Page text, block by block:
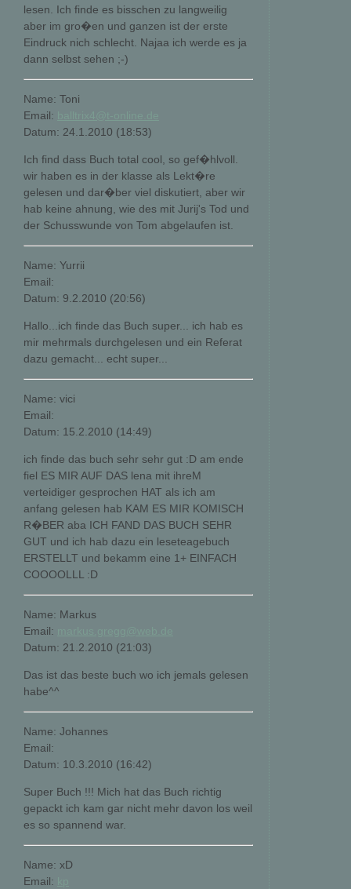
lesen. Ich finde es bisschen zu langweilig
aber im gro�en und ganzen ist der erste
Eindruck nich schlecht. Najaa ich werde es ja
dann selbst sehen ;-)
Name: Toni
Email:
Datum: 24.1.2010 (18:53)
Ich find dass Buch total cool, so gef�hlvoll.
wir haben es in der klasse als Lekt�re
gelesen und dar�ber viel diskutiert, aber wir
hab keine ahnung, wie des mit Jurij's Tod und
der Schusswunde von Tom abgelaufen ist.
Name: Yurrii
Email:
Datum: 9.2.2010 (20:56)
Hallo...ich finde das Buch super... ich hab es
mir mehrmals durchgelesen und ein Referat
dazu gemacht... echt super...
Name: vici
Email:
Datum: 15.2.2010 (14:49)
ich finde das buch sehr sehr gut :D am ende
fiel ES MIR AUF DAS lena mit ihreM
verteidiger gesprochen HAT als ich am
anfang gelesen hab KAM ES MIR KOMISCH
R�BER aba ICH FAND DAS BUCH SEHR
GUT und ich hab dazu ein leseteagebuch
ERSTELLT und bekamm eine 1+ EINFACH
COOOOLLL :D
Name: Markus
Email:
Datum: 21.2.2010 (21:03)
Das ist das beste buch wo ich jemals gelesen
habe^^
Name: Johannes
Email:
Datum: 10.3.2010 (16:42)
Super Buch !!! Mich hat das Buch richtig
gepackt ich kam gar nicht mehr davon los weil
es so spannend war.
Name: xD
Email: